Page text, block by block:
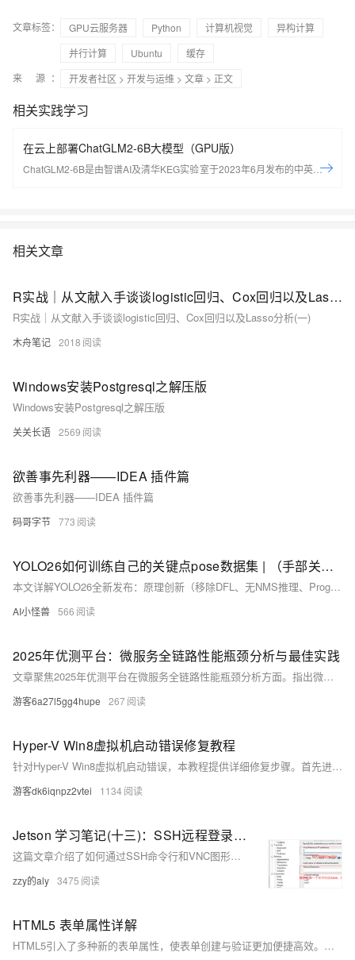
文章标签： GPU云服务器 Python 计算机视觉
异构计算
并行计算
Ubuntu
缓存
来 源：
开发者社区 > 开发与运维 > 文章 > 正文
相关实践学习
在云上部署ChatGLM2-6B大模型（GPU版）
ChatGLM2-6B是由智谱AI及清华KEG实验室于2023年6月发布的中英双语
相关文章
R实战｜从文献入手谈谈logistic回归、Cox回归以及Lasso分析(一)
R实战｜从文献入手谈谈logistic回归、Cox回归以及Lasso分析(一)
木舟笔记 2018
Windows安装Postgresql之解压版
Windows安装Postgresql之解压版
关关长语 2569
欲善事先利器——IDEA 插件篇
欲善事先利器——IDEA 插件篇
码哥字节 773
YOLO26如何训练自己的关键点pose数据集 | （手部关键点为案列）
本文详解YOLO26全新发布：原理创新（移除DFL、无NMS推理、ProgLoss/STAL损失、MuSGD优化器）、结构框图及手部关键点数据集训练全流程，含代码实现与可视化效果，助力高效落地边缘端多任务检测。
AI小怪兽 566
2025年优测平台：微服务全链路性能瓶颈分析与最佳实践
文章聚焦2025年优测平台在微服务全链路性能瓶颈分析方面。指出微服务架构下该分析面临诸多挑战，介绍技术演进，阐述优测平台技术实现与特点，包括多种测试能力整合、AI引擎智能等。还给出全链路性能优化实施路径及最佳实践，解答相关决策型问题，助力企业应对性能挑战。
游客6a27l5gg4hupe 267
Hyper-V Win8虚拟机启动错误修复教程
针对Hyper-V Win8虚拟机启动错误，本教程提供详细修复步骤。首先进行硬件兼容性检查，确保CPU支持虚拟化并启用，同时检查内存和存储空间是否充足。接着以管理员身份登录，使用事件查看器排查错误。管理Hyper-V服务，确保相关服务正常运行。检查虚拟机状态，优化资源分配，并修复虚拟硬盘文件。更新系统和重装Hyper-V组件也是有效手段。最后，排查硬件故障、备份数据及处理第三方软件冲突。通过这些步骤，多数启动问题可得到解决。
游客dk6iqnpz2vtei 1134
Jetson 学习笔记(十三)：SSH远程登录控制(终端控制和图形界面)-成功通过
这篇文章介绍了如何通过SSH命令行和VNC图形界面远程登录和控制NVIDIA Jetson Nano设备。
zzy的aly 3475
HTML5 表单属性详解
HTML5引入了多种新的表单属性，使表单创建与验证更加便捷高效。新增的输入类型包括`email`、`url`、`tel`等，常用属性有`placeholder`、`required`等。表单元素如`&lt;form&gt;`可设置提交方法和目标URL，`&lt;button&gt;`及`&lt;input type=&quot;submit&quot;&gt;`用于提交。新元素`&lt;datalist&gt;`和`&lt;output&gt;`提供更多功能。HTML5还提供了内置表单验证机制，增强用户体验。